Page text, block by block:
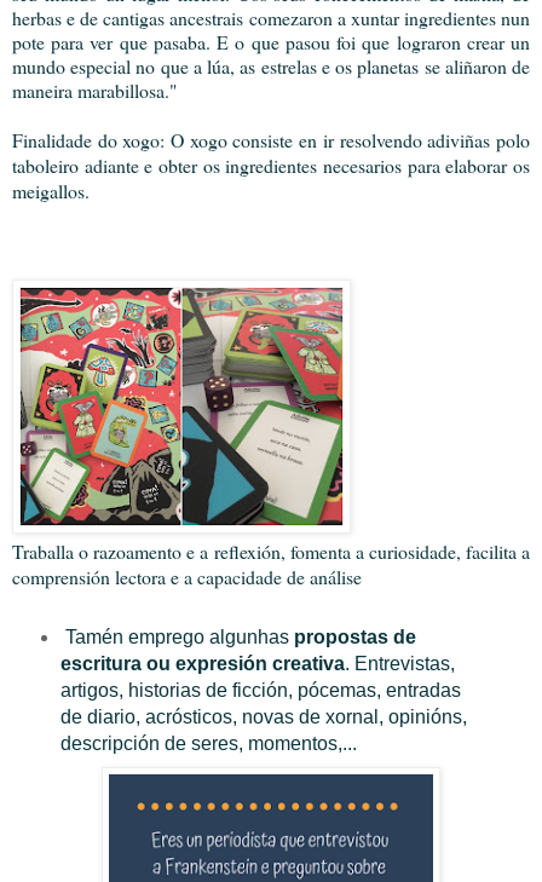
herbas e de cantigas ancestrais comezaron a xuntar ingredientes nun
pote para ver que pasaba. E o que pasou foi que lograron crear un
mundo especial no que a lúa, as estrelas e os planetas se aliñaron de
maneira marabillosa."
Finalidade do xogo: O xogo consiste en ir resolvendo adiviñas polo
taboleiro adiante e obter os ingredientes necesarios para elaborar os
meigallos.
Traballa o razoamento e a reflexión, fomenta a curiosidade, facilita a
comprensión lectora e a capacidade de análise
Tamén emprego algunhas propostas de
escritura ou expresión creativa. Entrevistas,
artigos, historias de ficción, pócemas, entradas
de diario, acrósticos, novas de xornal, opinións,
descripción de seres, momentos,...